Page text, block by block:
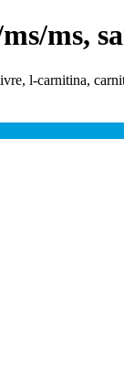
ms,
l-carnitina,